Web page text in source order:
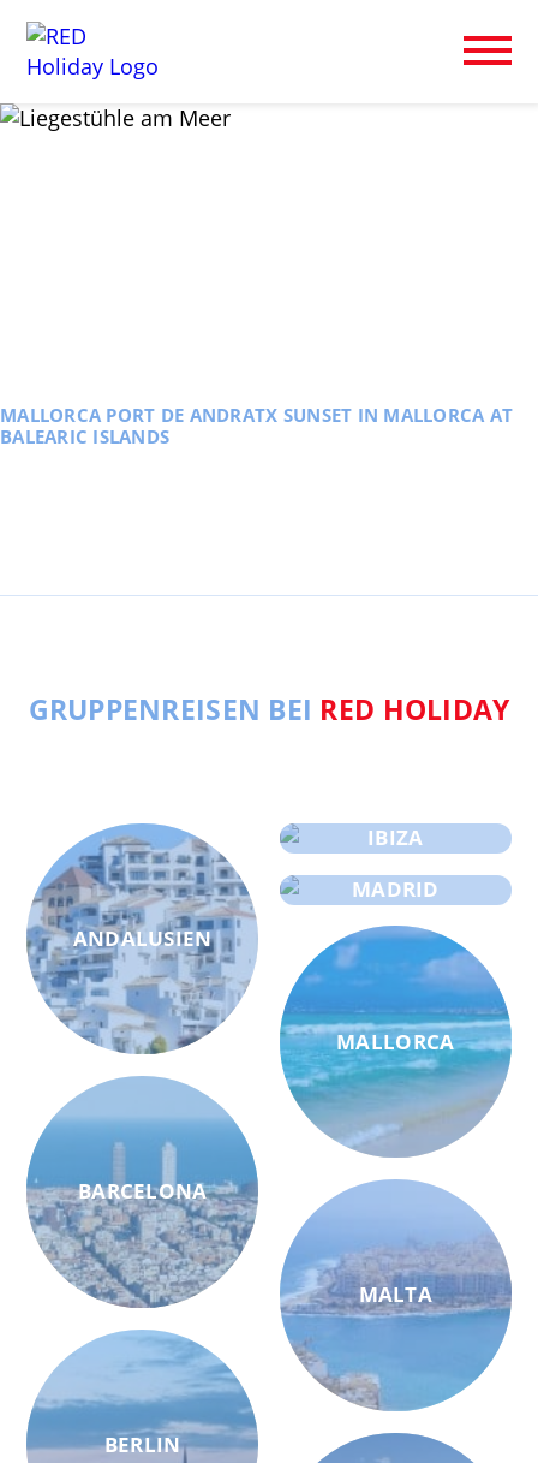
MALLORCA PORT DE ANDRATX SUNSET IN MALLORCA AT
BALEARIC ISLANDS
GRUPPENREISEN BEI RED HOLIDAY
ANDALUSIEN
BARCELONA
BERLIN
IBIZA
MADRID
MALLORCA
MALTA